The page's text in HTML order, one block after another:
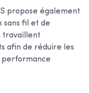
propose également
sans fil et de
travaillent
afin de réduire les